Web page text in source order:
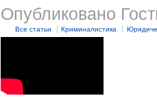
Опубликовано
Все статьи Криминалистика